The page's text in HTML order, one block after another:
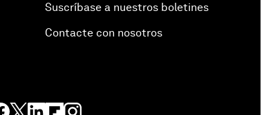
Suscríbase a nuestros boletines
Contacte con nosotros